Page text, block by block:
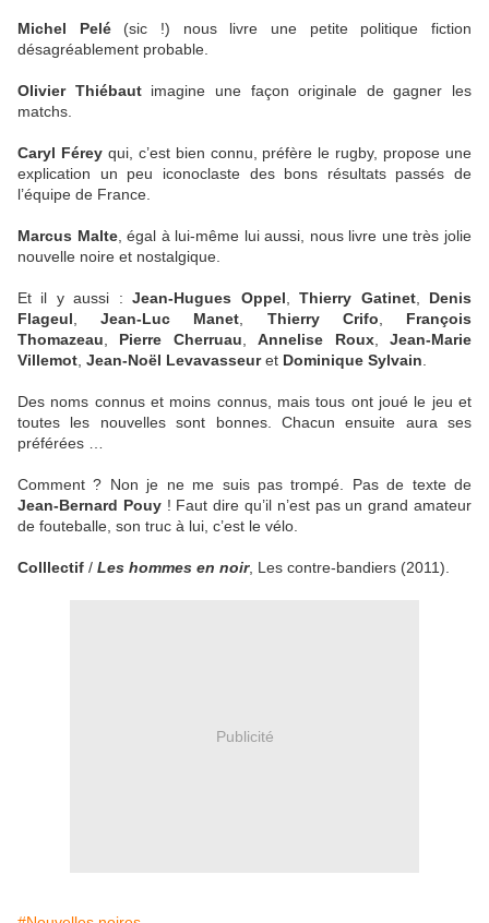
Michel Pelé(sic !) nous livre une petite politique fiction
désagréablement probable.
Olivier Thiébautimagine une façon originale de gagner les
matchs.
Caryl Féreyqui, c’est bien connu, préfère le rugby, propose une
explication un peu iconoclaste des bons résultats passés de
l’équipe de France.
Marcus Malte, égal à lui-même lui aussi, nous livre une très jolie
nouvelle noire et nostalgique.
Et il y aussi :Jean-Hugues Oppel ,Thierry Gatinet, Denis
Flageul ,Jean-Luc Manet Thierry Crifo
François
Thomazeau
Pierre Cherruau ,Annelise Roux,Jean-Marie
Villemot Jean-Noël Levavasseuret Dominique Sylvain
Des noms connus et moins connus, mais tous ont joué le jeu et
toutes les nouvelles sont bonnes. Chacun ensuite aura ses
préférées …
Comment ? Non je ne me suis pas trompé. Pas de texte de
Jean-Bernard Pouy! Faut dire qu’il n’est pas un grand amateur
de fouteballe, son truc à lui, c’est le vélo.
Colllectif / Les hommes en noir, Les contre-bandiers (2011).
Publicité